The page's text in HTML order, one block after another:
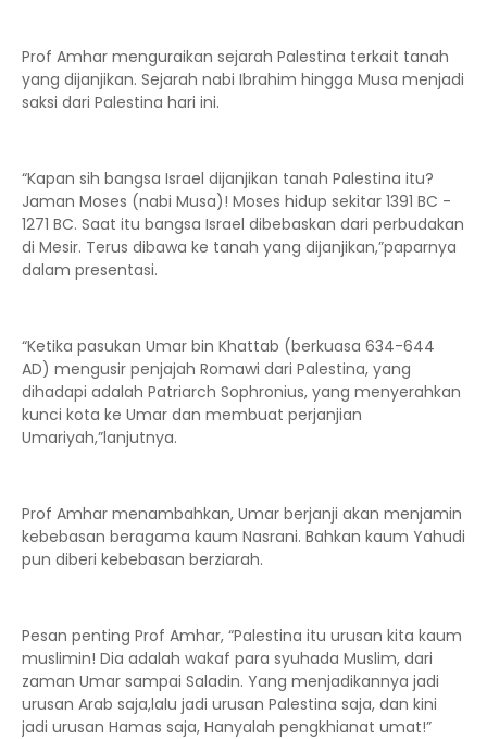
Prof Amhar menguraikan sejarah Palestina terkait tanah
yang dijanjikan. Sejarah nabi Ibrahim hingga Musa menjadi
saksi dari Palestina hari ini.
“Kapan sih bangsa Israel dijanjikan tanah Palestina itu?
Jaman Moses (nabi Musa)! Moses hidup sekitar 1391 BC -
1271 BC. Saat itu bangsa Israel dibebaskan dari perbudakan
di Mesir. Terus dibawa ke tanah yang dijanjikan,”paparnya
dalam presentasi.
“Ketika pasukan Umar bin Khattab (berkuasa 634-644
AD) mengusir penjajah Romawi dari Palestina, yang
dihadapi adalah Patriarch Sophronius, yang menyerahkan
kunci kota ke Umar dan membuat perjanjian
Umariyah,”lanjutnya.
Prof Amhar menambahkan, Umar berjanji akan menjamin
kebebasan beragama kaum Nasrani. Bahkan kaum Yahudi
pun diberi kebebasan berziarah.
Pesan penting Prof Amhar, “Palestina itu urusan kita kaum
muslimin! Dia adalah wakaf para syuhada Muslim, dari
zaman Umar sampai Saladin. Yang menjadikannya jadi
urusan Arab saja,lalu jadi urusan Palestina saja, dan kini
jadi urusan Hamas saja, Hanyalah pengkhianat umat!”